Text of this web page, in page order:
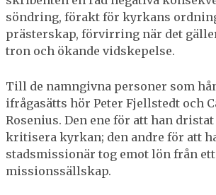
söndring, förakt för kyrkans
prästerskap, förvirring när det
tron och ökande vidskepelse.
Till de namngivna personer som
ifrågasätts hör Peter Fjellstedt och
Rosenius. Den ene för att han
kritisera kyrkan; den andre för att
stadsmissionär tog emot lön från
missionssällskap.